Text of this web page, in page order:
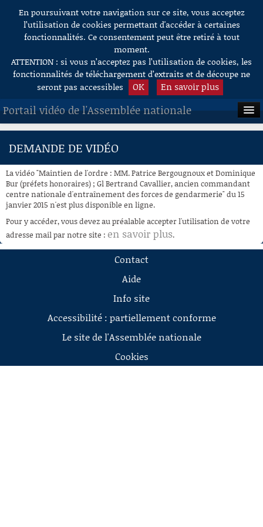
Aller au contenu
En poursuivant votre navigation sur ce site, vous acceptez
l’utilisation de cookies permettant d'accéder à certaines
fonctionnalités. Ce consentement peut être retiré à tout
moment.
ATTENTION : si vous n’acceptez pas l’utilisation de cookies, les
fonctionnalités de téléchargement d’extraits et de découpe ne
seront pas accessibles
OK En savoir plus
Portail vidéo de l'Assemblée nationale
ACCUEIL
À LA DEMANDE
RECHERCHE
AIDE À LA DÉCOUPE
DE VIDÉOS
DEMANDE DE VIDÉO
La vidéo "Maintien de l'ordre : MM. Patrice Bergougnoux et Dominique
Bur (préfets honoraires) ; Gl Bertrand Cavallier, ancien commandant
centre nationale d'entraînement des forces de gendarmerie" du 15
janvier 2015 n'est plus disponible en ligne.
Pour y accéder, vous devez au préalable accepter l'utilisation de votre
adresse mail par notre site : en savoir plus.
Contact
Aide
Info site
Accessibilité : partiellement conforme
Le site de l'Assemblée nationale
Cookies